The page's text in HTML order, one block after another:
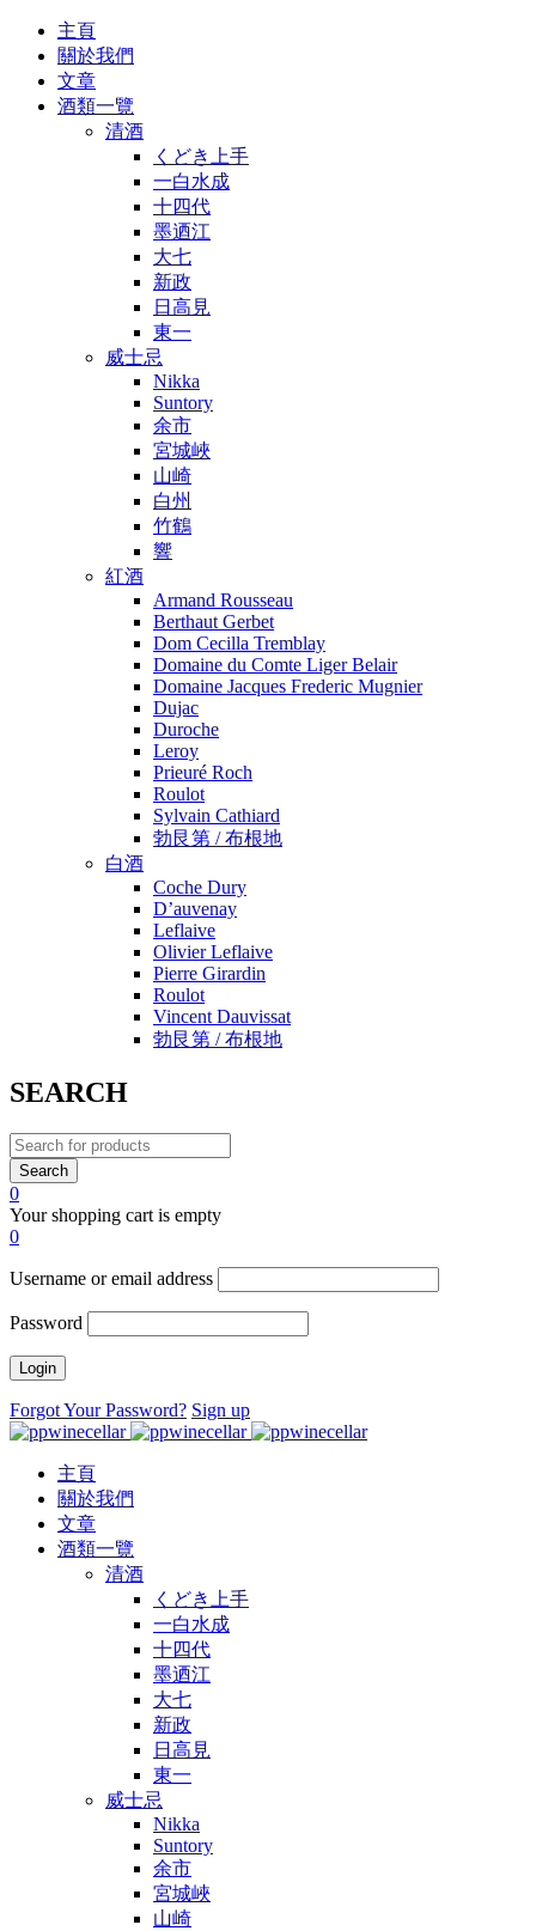
主頁
關於我們
文章
酒類一覽
清酒
くどき上手
一白水成
十四代
墨迺江
大七
新政
日高見
東一
威士忌
Nikka
Suntory
余市
宮城峽
山崎
白州
竹鶴
響
紅酒
Armand Rousseau
Berthaut Gerbet
Dom Cecilla Tremblay
Domaine du Comte Liger Belair
Domaine Jacques Frederic Mugnier
Dujac
Duroche
Leroy
Prieuré Roch
Roulot
Sylvain Cathiard
勃艮第 / 布根地
白酒
Coche Dury
D’auvenay
Leflaive
Olivier Leflaive
Pierre Girardin
Roulot
Vincent Dauvissat
勃艮第 / 布根地
SEARCH
0
Your shopping cart is empty
0
Username or email address
Password
Forgot Your Password? Sign up
主頁
關於我們
文章
酒類一覽
清酒
くどき上手
一白水成
十四代
墨迺江
大七
新政
日高見
東一
威士忌
Nikka
Suntory
余市
宮城峽
山崎